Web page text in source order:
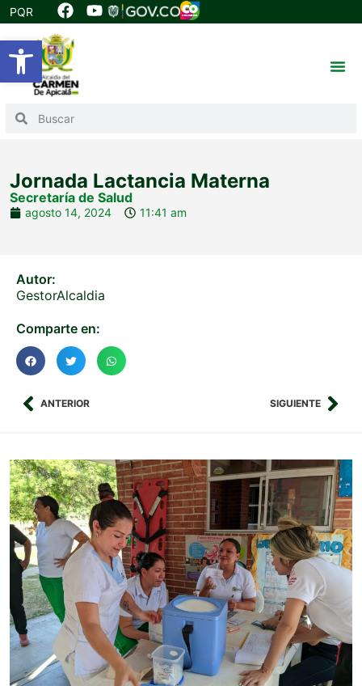
Abrir barra de herramientas
PQR
Jornada Lactancia Materna
Secretaría de Salud
agosto 14, 2024 11:41 am
Autor:
GestorAlcaldia
Comparte en:
ANTERIOR SIGUIENTE